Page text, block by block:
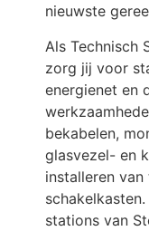
nieuwste
Als Technisch
zorg jij voor
energienet en
bekabelen,
glasvezel- en
installeren
stations van